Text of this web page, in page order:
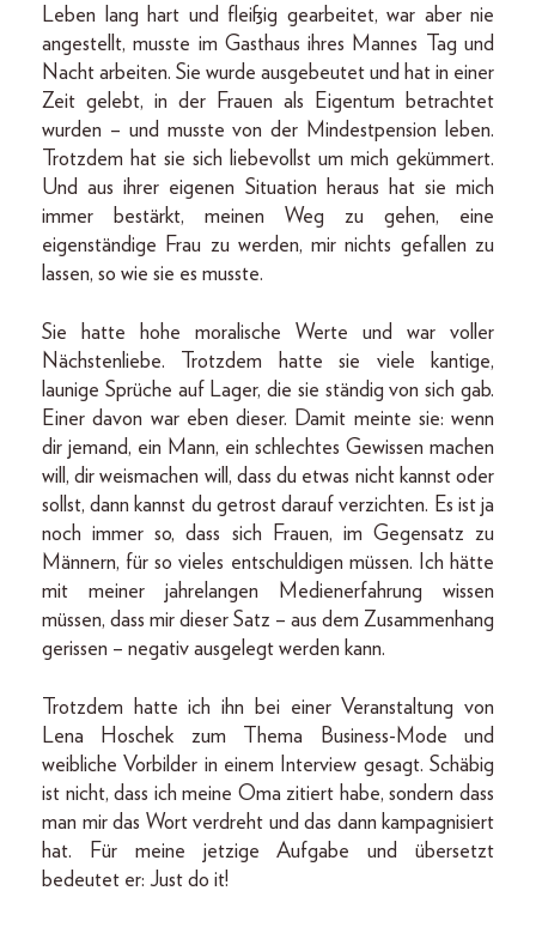
Leben lang hart und fleißig gearbeitet, war aber nie
angestellt, musste im Gasthaus ihres Mannes Tag und
Nacht arbeiten. Sie wurde ausgebeutet und hat in einer
Zeit gelebt, in der Frauen als Eigentum betrachtet
wurden – und musste von der Mindestpension leben.
Trotzdem hat sie sich liebevollst um mich gekümmert.
Und aus ihrer eigenen Situation heraus hat sie mich
immer bestärkt, meinen Weg zu gehen, eine
eigenständige Frau zu werden, mir nichts gefallen zu
lassen, so wie sie es musste.
Sie hatte hohe moralische Werte und war voller
Nächstenliebe. Trotzdem hatte sie viele kantige,
launige Sprüche auf Lager, die sie ständig von sich gab.
Einer davon war eben dieser. Damit meinte sie: wenn
dir jemand, ein Mann, ein schlechtes Gewissen machen
will, dir weismachen will, dass du etwas nicht kannst oder
sollst, dann kannst du getrost darauf verzichten. Es ist ja
noch immer so, dass sich Frauen, im Gegensatz zu
Männern, für so vieles entschuldigen müssen. Ich hätte
mit meiner jahrelangen Medienerfahrung wissen
müssen, dass mir dieser Satz – aus dem Zusammenhang
gerissen – negativ ausgelegt werden kann.
Trotzdem hatte ich ihn bei einer Veranstaltung von
Lena Hoschek zum Thema Business-Mode und
weibliche Vorbilder in einem Interview gesagt. Schäbig
ist nicht, dass ich meine Oma zitiert habe, sondern dass
man mir das Wort verdreht und das dann kampagnisiert
hat. Für meine jetzige Aufgabe und übersetzt
bedeutet er: Just do it!